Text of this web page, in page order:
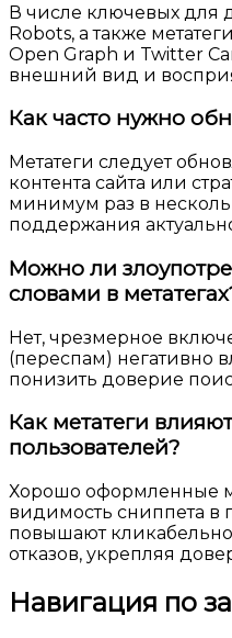
В числе ключевых для
Robots, а также
Open Graph и Twitter
внешний вид и
Как часто нужно
Метатеги следует
контента сайта или
минимум раз в
поддержания
Можно ли
словами в
Нет, чрезмерное
(переспам) негативно
понизить доверие
Как метатеги
пользователей?
Хорошо оформленные
видимость сниппета в
повышают
отказов, укрепляя
Навигация по